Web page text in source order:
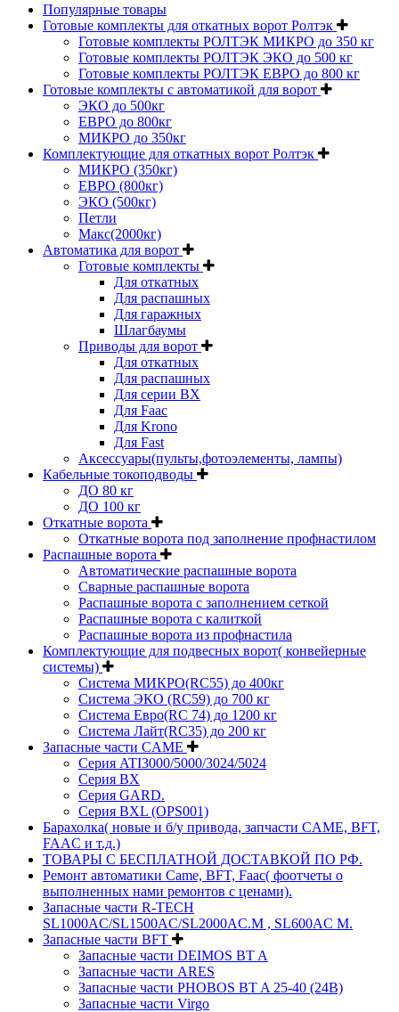
Популярные товары
Готовые комплекты для откатных ворот Ролтэк
Готовые комплекты РОЛТЭК МИКРО до 350 кг
Готовые комплекты РОЛТЭК ЭКО до 500 кг
Готовые комплекты РОЛТЭК ЕВРО до 800 кг
Готовые комплекты с автоматикой для ворот
ЭКО до 500кг
ЕВРО до 800кг
МИКРО до 350кг
Комплектующие для откатных ворот Ролтэк
МИКРО (350кг)
ЕВРО (800кг)
ЭКО (500кг)
Петли
Макс(2000кг)
Автоматика для ворот
Готовые комплекты
Для откатных
Для распашных
Для гаражных
Шлагбаумы
Приводы для ворот
Для откатных
Для распашных
Для серии BX
Для Faac
Для Krono
Для Fast
Аксессуары(пульты,фотоэлементы, лампы)
Кабельные токоподводы
ДО 80 кг
ДО 100 кг
Откатные ворота
Откатные ворота под заполнение профнастилом
Распашные ворота
Автоматические распашные ворота
Сварные распашные ворота
Распашные ворота с заполнением сеткой
Распашные ворота с калиткой
Распашные ворота из профнастила
Комплектующие для подвесных ворот( конвейерные
системы)
Система МИКРО(RC55) до 400кг
Система ЭКО (RC59) до 700 кг
Система Евро(RC 74) до 1200 кг
Система Лайт(RC35) до 200 кг
Запасные части CAME
Серия ATI3000/5000/3024/5024
Серия BX
Серия GARD.
Серия BXL (OPS001)
Барахолка( новые и б/у привода, запчасти CAME, BFT,
FAAC и т.д.)
ТОВАРЫ С БЕСПЛАТНОЙ ДОСТАВКОЙ ПО РФ.
Ремонт автоматики Came, BFT, Faac( фоотчеты о
выполненных нами ремонтов с ценами).
Запасные части R-TECH
SL1000AC/SL1500AC/SL2000AC.M , SL600AC M.
Запасные части BFT
Запасные части DEIMOS BT A
Запасные части ARES
Запасные части PHOBOS BT A 25-40 (24B)
Запасные части Virgo